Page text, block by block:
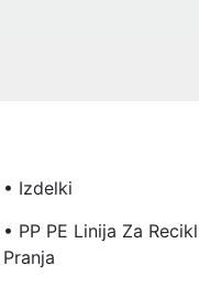
• Izdelki
• PP PE Linija Za
Pranja